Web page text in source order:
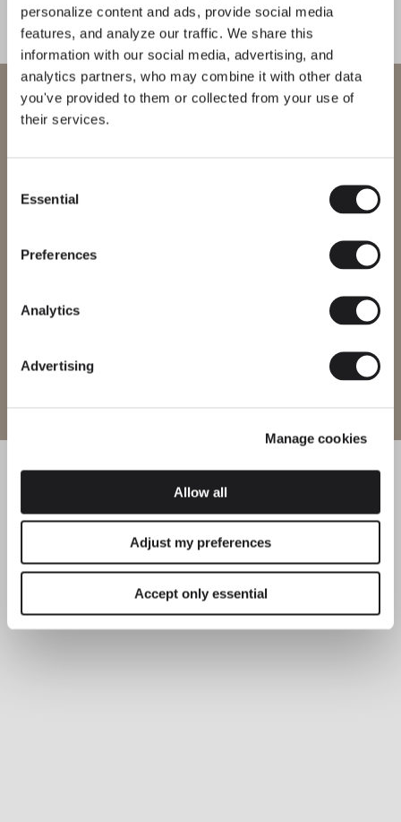
personalize content and ads, provide social media
features, and analyze our traffic. We share this
information with our social media, advertising, and
analytics partners, who may combine it with other data
you've provided to them or collected from your use of
their services.
Selection
Essential
Preferences
Analytics
Advertising
Manage cookies
Allow all
Adjust my preferences
Accept only essential
Bienvenue chez Vibia
Veuillez sélectionner le site web correspondant à votre région afin
certifications de sécurité locales. Notez que certains produits
peuvent ne pas être disponibles dans toutes les régions.